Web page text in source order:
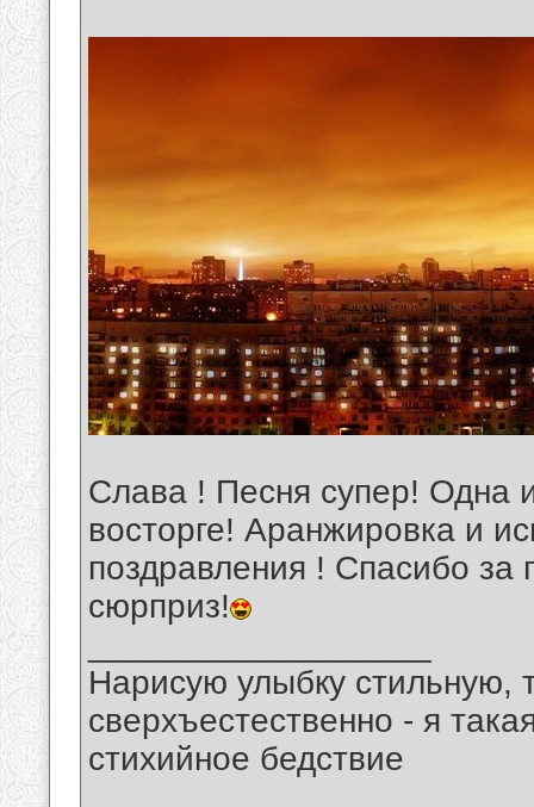
Слава ! Песня супер! Одна
восторге! Аранжировка и
поздравления ! Спасибо
сюрприз!
Нарисую улыбку стильную,
сверхъестественно - я
стихийное бедствие